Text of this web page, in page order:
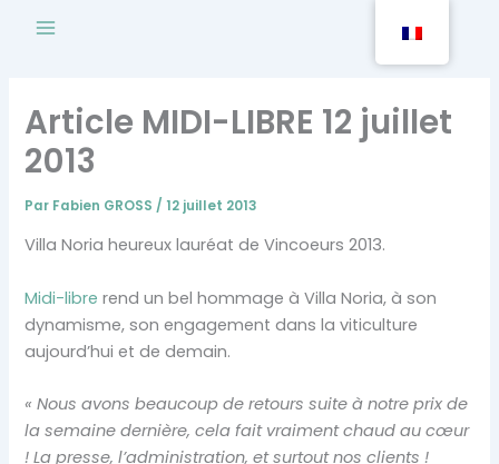
Article MIDI-LIBRE 12 juillet
2013
Par Fabien GROSS /12 juillet 2013
Villa Noria heureux lauréat de Vincoeurs 2013.
Midi-libre rend un bel hommage à Villa Noria, à son
dynamisme, son engagement dans la viticulture
aujourd’hui et de demain.
« Nous avons beaucoup de retours suite à notre prix de
la semaine dernière, cela fait vraiment chaud au cœur
! La presse, l’administration, et surtout nos clients !